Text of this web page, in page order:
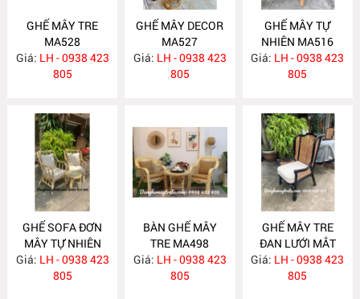
GHẾ MÂY TRE
MA528
Giá: LH - 0938 423
805
GHẾ MÂY DECOR
MA527
Giá: LH - 0938 423
805
GHẾ MÂY TỰ
NHIÊN MA516
Giá: LH - 0938 423
805
GHẾ SOFA ĐƠN
MÂY TỰ NHIÊN
MA515
Giá: LH - 0938 423
805
BÀN GHẾ MÂY
TRE MA498
Giá: LH - 0938 423
805
GHẾ MÂY TRE
ĐAN LƯỚI MẮT
CÁO MA496
Giá: LH - 0938 423
805